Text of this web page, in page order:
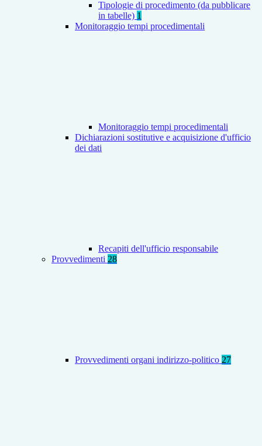
Tipologie di procedimento (da pubblicare
in tabelle) 1
Monitoraggio tempi procedimentali
Monitoraggio tempi procedimentali
Dichiarazioni sostitutive e acquisizione d'ufficio
dei dati
Recapiti dell'ufficio responsabile
Provvedimenti 28
Provvedimenti organi indirizzo-politico 27